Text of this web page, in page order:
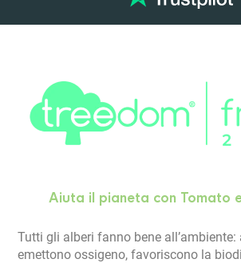
Aiuta il pianeta con Tomato
Tutti gli alberi fanno bene all’ambiente:
emettono ossigeno, favoriscono la